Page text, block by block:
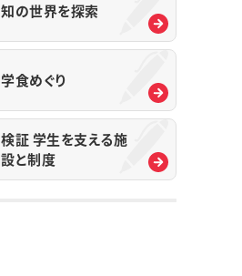
知の世界を探索
学食めぐり
検証 学生を支える施
設と制度